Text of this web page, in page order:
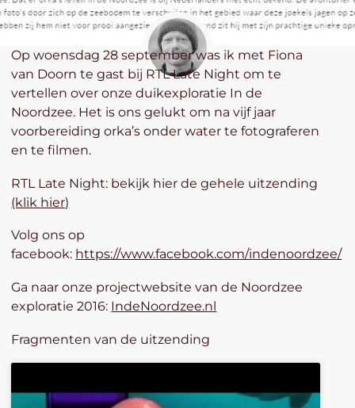
Op woensdag 28 september was ik met Fiona
van Doorn te gast bij RTL Late Night om te
vertellen over onze duikexploratie In de
Noordzee. Het is ons gelukt om na vijf jaar
voorbereiding orka’s onder water te fotograferen
en te filmen.
RTL Late Night: bekijk hier de gehele uitzending
(klik hier)
Volg ons op
facebook: https://www.facebook.com/indenoordzee/
Ga naar onze projectwebsite van de Noordzee
exploratie 2016: IndeNoordzee.nl
Fragmenten van de uitzending